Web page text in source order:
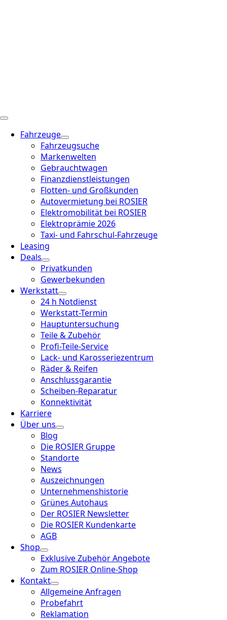
Fahrzeuge
Fahrzeugsuche
Markenwelten
Gebrauchtwagen
Finanzdienstleistungen
Flotten- und Großkunden
Autovermietung bei ROSIER
Elektromobilität bei ROSIER
Elektroprämie 2026
Taxi- und Fahrschul-Fahrzeuge
Leasing
Deals
Privatkunden
Gewerbekunden
Werkstatt
24 h Notdienst
Werkstatt-Termin
Hauptuntersuchung
Teile & Zubehör
Profi-Teile-Service
Lack- und Karosseriezentrum
Räder & Reifen
Anschlussgarantie
Scheiben-Reparatur
Konnektivität
Karriere
Über uns
Blog
Die ROSIER Gruppe
Standorte
News
Auszeichnungen
Unternehmenshistorie
Grünes Autohaus
Der ROSIER Newsletter
Die ROSIER Kundenkarte
AGB
Shop
Exklusive Zubehör Angebote
Zum ROSIER Online-Shop
Kontakt
Allgemeine Anfragen
Probefahrt
Reklamation